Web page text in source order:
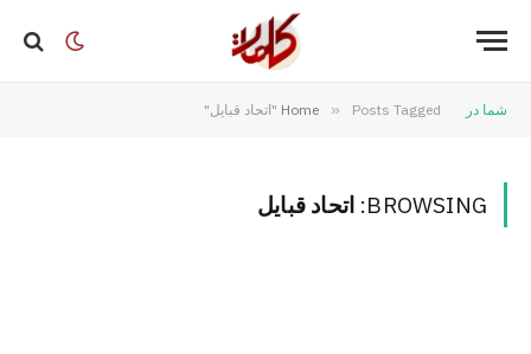
شما در Home » Posts Tagged "اتحاد قبایل"
BROWSING: اتحاد قبایل